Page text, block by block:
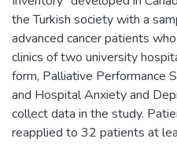
the Turkish society with a
advanced cancer patients
clinics of two university
form, Palliative Performance
and Hospital Anxiety and
collect data in the study.
reapplied to 32 patients at